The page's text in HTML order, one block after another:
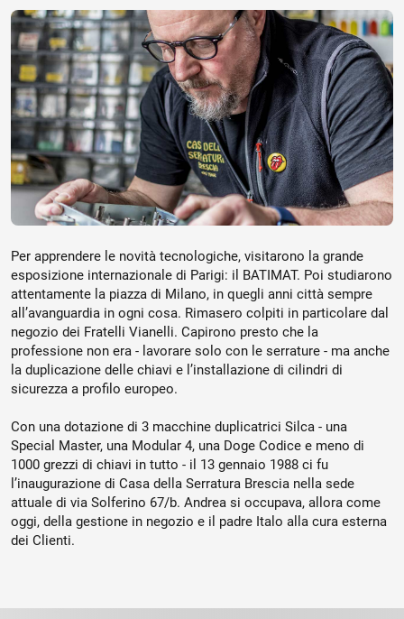
Per apprendere le novità tecnologiche, visitarono la grande
esposizione internazionale di Parigi: il BATIMAT. Poi studiarono
attentamente la piazza di Milano, in quegli anni città sempre
all’avanguardia in ogni cosa. Rimasero colpiti in particolare dal
negozio dei Fratelli Vianelli. Capirono presto che la
professione non era - lavorare solo con le serrature - ma anche
la duplicazione delle chiavi e l’installazione di cilindri di
sicurezza a profilo europeo.
Con una dotazione di 3 macchine duplicatrici Silca - una
Special Master, una Modular 4, una Doge Codice e meno di
1000 grezzi di chiavi in tutto - il 13 gennaio 1988 ci fu
l’inaugurazione di Casa della Serratura Brescia nella sede
attuale di via Solferino 67/b. Andrea si occupava, allora come
oggi, della gestione in negozio e il padre Italo alla cura esterna
dei Clienti.